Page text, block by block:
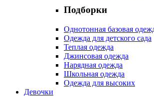
Подборки
Однотонная базовая
Одежда для детского сада
Теплая одежда
Джинсовая одежда
Нарядная одежда
Школьная одежда
Одежда для высоких
Девочки